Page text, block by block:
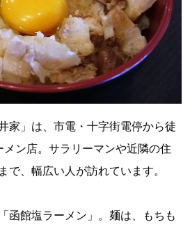
家」は、市電・十字街電停から徒
ン店。サラリーマンや近隣の住
で、幅広い人が訪れています。
函館塩ラーメン」。麺は、もちも